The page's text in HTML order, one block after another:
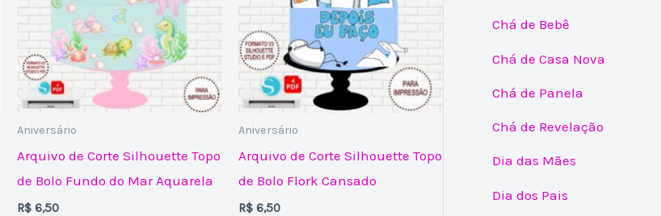
Aniversário
Arquivo de Corte Silhouette Topo
de Bolo Fundo do Mar Aquarela
R$ 6,50
Aniversário
Arquivo de Corte Silhouette Topo
de Bolo Flork Cansado
R$6,50
Chá de Bebê
Chá de Casa Nova
Chá de Panela
Chá de Revelação
Dia das Mães
Dia dos Pais